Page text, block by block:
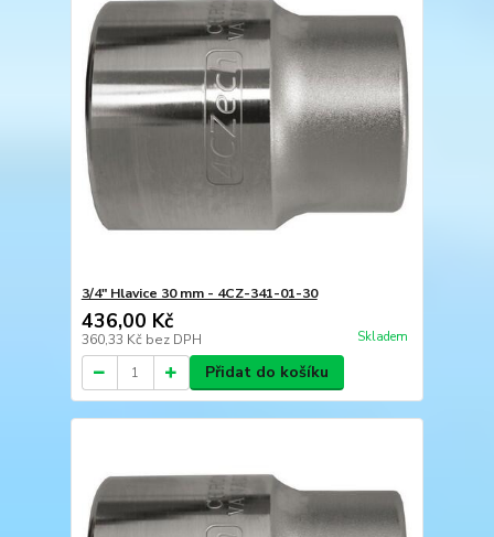
3/4" Hlavice 30 mm - 4CZ-341-01-30
436,00 Kč
360,33 Kč bez DPH Skladem
Přidat do košíku